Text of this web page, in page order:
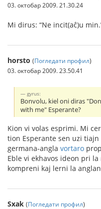
03. октобар 2009. 21.30.24
Mi dirus: “Ne incit(aĉ)u
horsto (Погледати профил)
03. октобар 2009. 23.50.41
gyrus:
Bonvolu, kiel oni diras
with me" Esperante?
Kion vi volas esprimi. Mi
tion Esperante sen uzi
germana-angla vortaro
Eble vi ekhavos ideon pri
kompreni kaj lerni la
Sxak (Погледати профил)